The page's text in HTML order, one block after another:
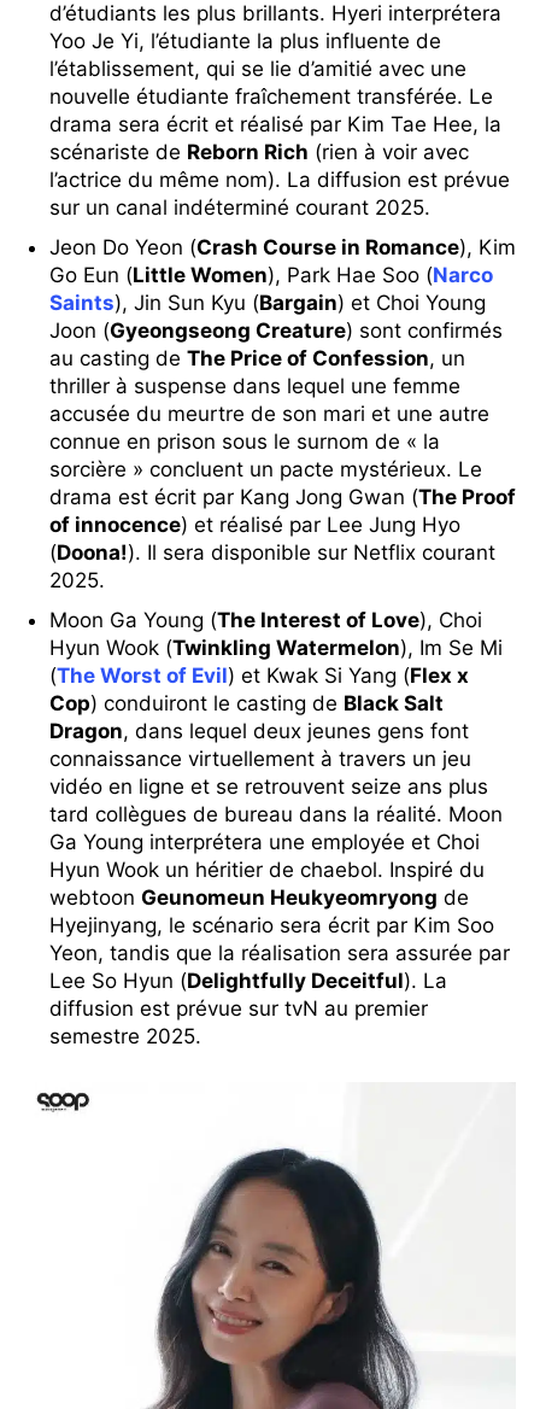
d’étudiants les plus brillants. Hyeri interprétera
Yoo Je Yi, l’étudiante la plus influente de
l’établissement, qui se lie d’amitié avec une
nouvelle étudiante fraîchement transférée. Le
drama sera écrit et réalisé par Kim Tae Hee, la
scénariste de Reborn Rich (rien à voir avec
l’actrice du même nom). La diffusion est prévue
sur un canal indéterminé courant 2025.
Jeon Do Yeon (Crash Course in Romance), Kim
Go Eun (Little Women), Park Hae Soo (Narco
Saints), Jin Sun Kyu (Bargain) et Choi Young
Joon (Gyeongseong Creature) sont confirmés
au casting de The Price of Confession, un
thriller à suspense dans lequel une femme
accusée du meurtre de son mari et une autre
connue en prison sous le surnom de « la
sorcière » concluent un pacte mystérieux. Le
drama est écrit par Kang Jong Gwan (The Proof
of innocence) et réalisé par Lee Jung Hyo
(Doona!). Il sera disponible sur Netflix courant
2025.
Moon Ga Young (The Interest of Love), Choi
Hyun Wook (Twinkling Watermelon), Im Se Mi
(The Worst of Evil) et Kwak Si Yang (Flex x
Cop) conduiront le casting de Black Salt
Dragon, dans lequel deux jeunes gens font
connaissance virtuellement à travers un jeu
vidéo en ligne et se retrouvent seize ans plus
tard collègues de bureau dans la réalité. Moon
Ga Young interprétera une employée et Choi
Hyun Wook un héritier de chaebol. Inspiré du
webtoon Geunomeun Heukyeomryong de
Hyejinyang, le scénario sera écrit par Kim Soo
Yeon, tandis que la réalisation sera assurée par
Lee So Hyun (Delightfully Deceitful). La
diffusion est prévue sur tvN au premier
semestre 2025.